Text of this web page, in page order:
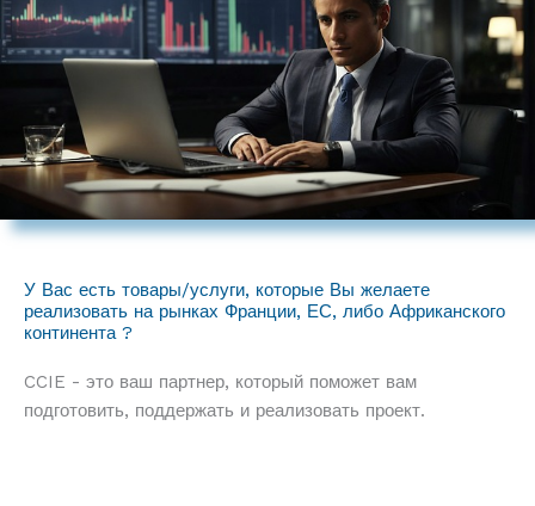
У Вас есть товары/услуги, которые Вы желаете
реализовать на рынках Франции, ЕС, либо Африканского
континента ?
CCIE - это ваш партнер, который поможет вам
подготовить, поддержать и реализовать проект.